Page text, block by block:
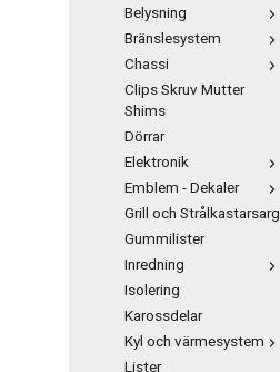
Belysning
Bränslesystem
Chassi
Clips Skruv Mutter
Shims
Dörrar
Elektronik
Emblem - Dekaler
Grill och Strålkastarsarg
Gummilister
Inredning
Isolering
Karossdelar
Kyl och värmesystem
Lister